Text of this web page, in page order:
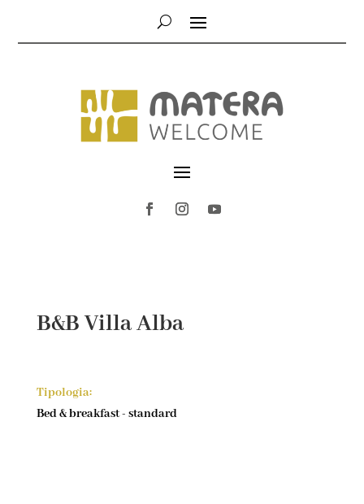
B&B Villa Alba
Tipologia:
Bed & breakfast - standard